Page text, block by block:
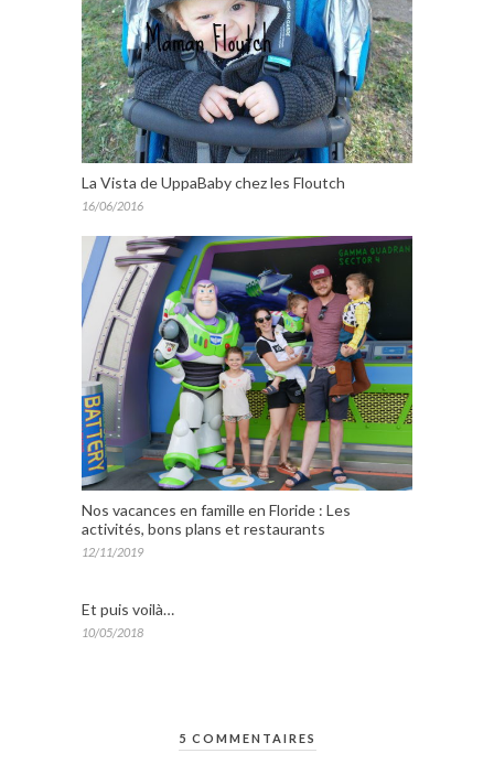
La Vista de UppaBaby chez les Floutch
16/06/2016
Nos vacances en famille en Floride : Les
activités, bons plans et restaurants
12/11/2019
Et puis voilà…
10/05/2018
5 COMMENTAIRES